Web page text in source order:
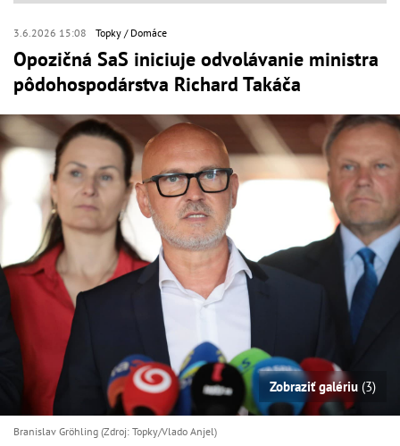
3.6.2026 15:08 Topky Domáce
Opozičná SaS iniciuje odvolávanie ministra
pôdohospodárstva Richard Takáča
Zobraziť galériu (3)
Branislav Gröhling (Zdroj: Topky/Vlado Anjel)